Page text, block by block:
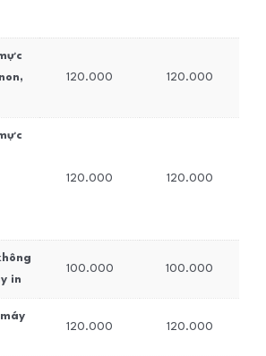
120.000 120.000
120.000 120.000
in
100.000 100.000
120.000 120.000